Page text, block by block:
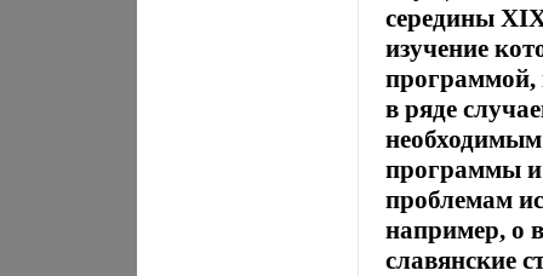
середины
изучение
программой,
в ряде
программы и
проблемам
например, о
славянские